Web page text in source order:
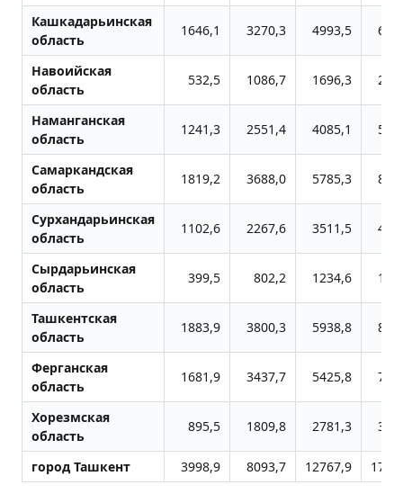
Кашкадарьинская
область
1646,1 3270,3 4993,5
Навоийская
область
532,5 1086,7 1696,3
Наманганская
область
1241,3 2551,4 4085,1
Самаркандская
область
1819,2 3688,0 5785,3
Сурхандарьинская
область
1102,6 2267,6 3511,5
Сырдарьинская
область
399,5 802,2 1234,6
Ташкентская
область
1883,9 3800,3 5938,8
Ферганская
область
1681,9 3437,7 5425,8
Хорезмская
область
895,5 1809,8 2781,3
город Ташкент 3998,9 8093,7 12767,9